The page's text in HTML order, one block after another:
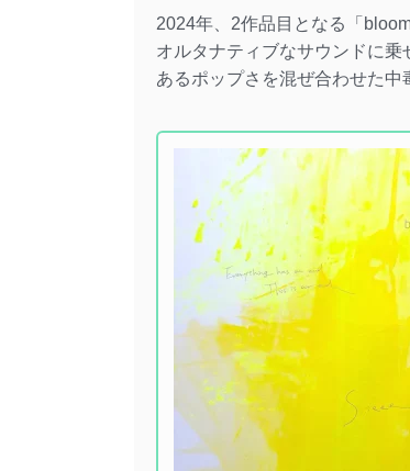
2024年、2作品目となる「
オルタナティブなサウンドに
あるポップさを混ぜ合わせた中